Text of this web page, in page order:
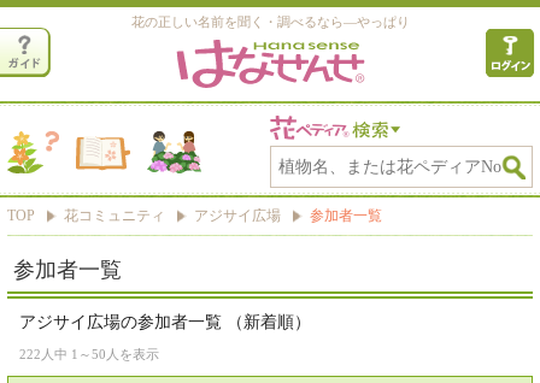
花の正しい名前を聞く・調べるなら―やっぱり
TOP 花コミュニティ アジサイ広場 参加者一覧
参加者一覧
アジサイ広場の参加者一覧 （新着順）
222人中 1～50人を表示